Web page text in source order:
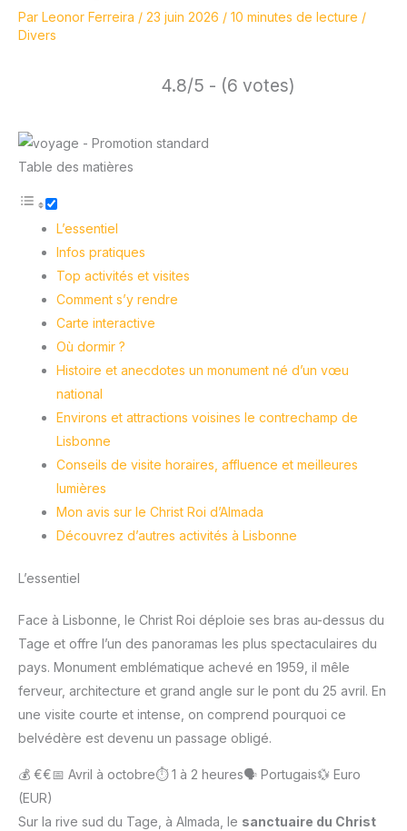
Par Leonor Ferreira / 23 juin 2026 / 10 minutes de lecture /
Divers
4.8/5 - (6 votes)
Table des matières
L’essentiel
Infos pratiques
Top activités et visites
Comment s’y rendre
Carte interactive
Où dormir ?
Histoire et anecdotes un monument né d’un vœu
national
Environs et attractions voisines le contrechamp de
Lisbonne
Conseils de visite horaires, affluence et meilleures
lumières
Mon avis sur le Christ Roi d’Almada
Découvrez d’autres activités à Lisbonne
L’essentiel
Face à Lisbonne, le Christ Roi déploie ses bras au-dessus du
Tage et offre l’un des panoramas les plus spectaculaires du
pays. Monument emblématique achevé en 1959, il mêle
ferveur, architecture et grand angle sur le pont du 25 avril. En
une visite courte et intense, on comprend pourquoi ce
belvédère est devenu un passage obligé.
💰 €€📅 Avril à octobre⏱️ 1 à 2 heures🗣️ Portugais💱 Euro
(EUR)
Sur la rive sud du Tage, à Almada, le sanctuaire du Christ